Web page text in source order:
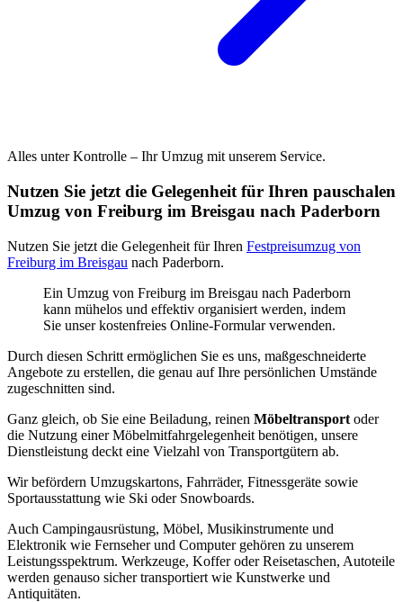
Alles unter Kontrolle – Ihr Umzug mit unserem Service.
Nutzen Sie jetzt die Gelegenheit für Ihren pauschalen
Umzug von Freiburg im Breisgau nach Paderborn
Nutzen Sie jetzt die Gelegenheit für Ihren Festpreisumzug von
Freiburg im Breisgau nach Paderborn.
Ein Umzug von Freiburg im Breisgau nach Paderborn
kann mühelos und effektiv organisiert werden, indem
Sie unser kostenfreies Online-Formular verwenden.
Durch diesen Schritt ermöglichen Sie es uns, maßgeschneiderte
Angebote zu erstellen, die genau auf Ihre persönlichen Umstände
zugeschnitten sind.
Ganz gleich, ob Sie eine Beiladung, reinen Möbeltransport oder
die Nutzung einer Möbelmitfahrgelegenheit benötigen, unsere
Dienstleistung deckt eine Vielzahl von Transportgütern ab.
Wir befördern Umzugskartons, Fahrräder, Fitnessgeräte sowie
Sportausstattung wie Ski oder Snowboards.
Auch Campingausrüstung, Möbel, Musikinstrumente und
Elektronik wie Fernseher und Computer gehören zu unserem
Leistungsspektrum. Werkzeuge, Koffer oder Reisetaschen, Autoteile
werden genauso sicher transportiert wie Kunstwerke und
Antiquitäten.